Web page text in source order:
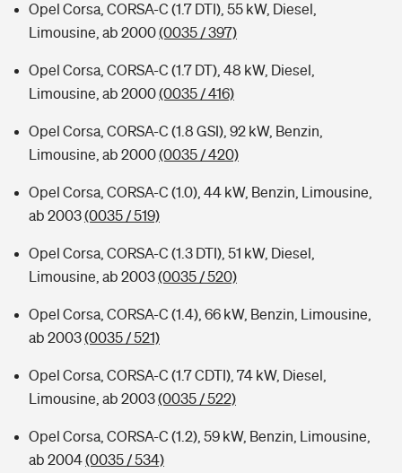
Opel Corsa, CORSA-C (1.7 DTI), 55 kW, Diesel,
Limousine, ab 2000(0035 / 397)
Opel Corsa, CORSA-C (1.7 DT), 48 kW, Diesel,
Limousine, ab 2000(0035 / 416)
Opel Corsa, CORSA-C (1.8 GSI), 92 kW, Benzin,
Limousine, ab 2000(0035 / 420)
Opel Corsa, CORSA-C (1.0), 44 kW, Benzin, Limousine,
ab 2003(0035 / 519)
Opel Corsa, CORSA-C (1.3 DTI), 51 kW, Diesel,
Limousine, ab 2003(0035 / 520)
Opel Corsa, CORSA-C (1.4), 66 kW, Benzin, Limousine,
ab 2003(0035 / 521)
Opel Corsa, CORSA-C (1.7 CDTI), 74 kW, Diesel,
Limousine, ab 2003(0035 / 522)
Opel Corsa, CORSA-C (1.2), 59 kW, Benzin, Limousine,
ab 2004(0035 / 534)